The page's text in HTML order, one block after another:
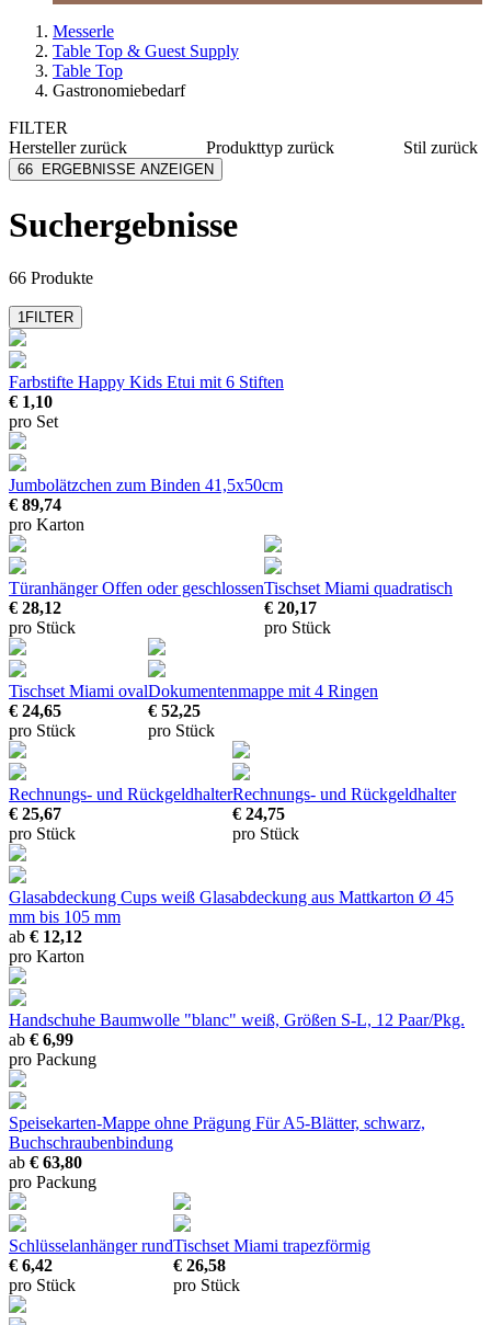
Messerle
Table Top & Guest Supply
Table Top
Gastronomiebedarf
FILTER
Herstellerzurück
Adeco
Biella
Brauns
mehr anzeigen
Produkttyp zurück
Notizblöcke
Stil zurück
66 ERGEBNISSE ANZEIGEN
Suchergebnisse
66 Produkte
1FILTER
Farbstifte Happy Kids Etui mit 6 Stiften
€ 1,10
pro Set
Jumbolätzchen zum Binden 41,5x50cm
€ 89,74
pro Karton
TüranhängerOffen oder geschlossen
€ 28,12
pro Stück
Tischset Miami quadratisch
€ 20,17
pro Stück
Tischset Miami oval
€ 24,65
pro Stück
Dokumentenmappe mit 4 Ringen
€ 52,25
pro Stück
Rechnungs- und Rückgeldhalter
€ 25,67
pro Stück
Rechnungs- und Rückgeldhalter
€ 24,75
pro Stück
Glasabdeckung Cups weiß Glasabdeckung aus Mattkarton Ø 45
mm bis 105 mm
ab € 12,12
pro Karton
Handschuhe Baumwolle "blanc" weiß, Größen S-L, 12 Paar/Pkg.
ab € 6,99
pro Packung
Speisekarten-Mappe ohne Prägung Für A5-Blätter, schwarz,
Buchschraubenbindung
ab € 63,80
pro Packung
Schlüsselanhänger rund
€ 6,42
pro Stück
Tischset Miami trapezförmig
€ 26,58
pro Stück